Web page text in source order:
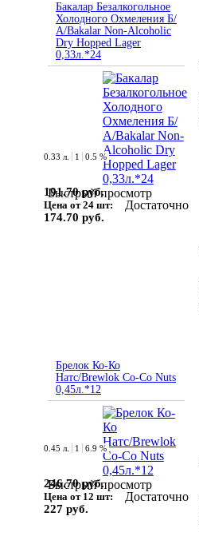
Бакалар Безалкогольное
Холодного Охмеления Б/
А/Bakalar Non-Alcoholic
Dry Hopped Lager
0,33л.*24
Быстрый просмотр
0.33 л. 1 0.5 %
191.70 руб.
Цена от 24 шт:
174.70 руб.
Достаточно
Брелок Ко-Ко
Натс/Brewlok Co-Co Nuts
0,45л.*12
Быстрый просмотр
0.45 л. 1 6.9 %
246.70 руб.
Цена от 12 шт:
227 руб.
Достаточно